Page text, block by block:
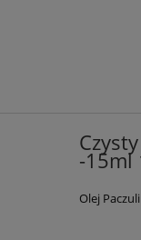
-15ml
Olej